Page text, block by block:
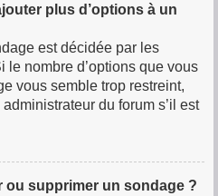
plus d’options à un
est décidée par les
le nombre d’options que vous
vous semble trop restreint,
du forum s’il est
ou supprimer un sondage ?